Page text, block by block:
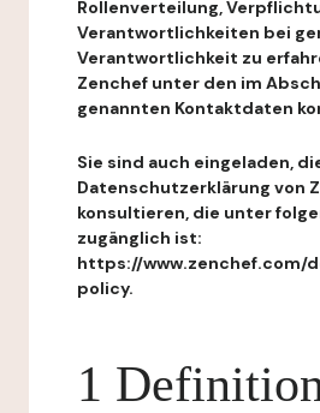
Rollenverteilung,
Verantwortlichkeiten bei
Verantwortlichkeit zu
Zenchef unter den im
genannten Kontaktdaten
Sie sind auch eingeladen,
Datenschutzerklärung von
konsultieren, die unter
zugänglich ist:
https://www.zenchef.com/
policy.
1